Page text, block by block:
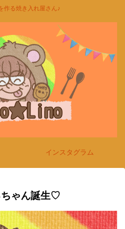
作る焼き入れ屋さん♪
インスタグラム
ゃん誕生♡